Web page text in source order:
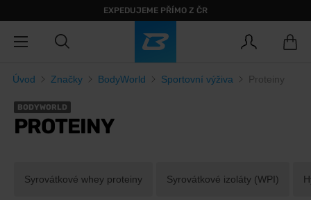
EXPEDUJEME PŘÍMO Z ČR
Úvod Značky BodyWorld Sportovní výživa Proteiny
BODYWORLD
PROTEINY
Syrovátkové whey proteiny Syrovátkové izoláty (WPI)